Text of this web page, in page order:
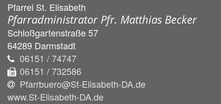
Pfarrei St. Elisabeth
Pfarradministrator Pfr. Matthias Becker
Schloßgartenstraße 57
64289 Darmstadt
06151 / 74747
06151 / 732586
Pfarrbuero@St-Elisabeth-DA.de
www.St-Elisabeth-DA.de